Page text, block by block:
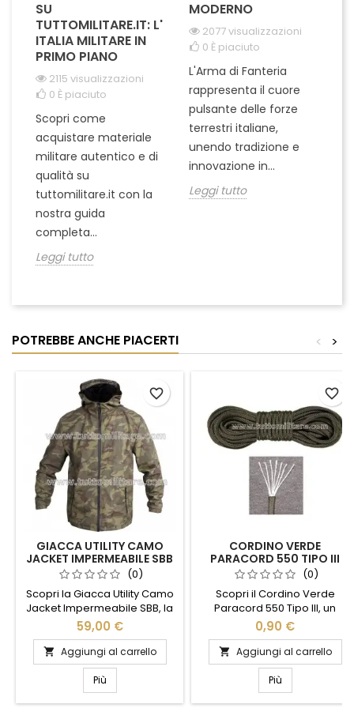
SU
TUTTOMILITARE.IT: L'
ITALIA MILITARE IN
PRIMO PIANO
2115 visualizzazioni
0 È piaciuto
Scopri come
acquistare materiale
militare autentico e di
qualità su
tuttomilitare.it con la
nostra guida
completa...
Leggi tutto
MODERNO
2077 visualizzazioni
0 È piaciuto
L'Arma di Fanteria
rappresenta il cuore
pulsante delle forze
terrestri italiane,
unendo tradizione e
innovazione in...
Leggi tutto
POTREBBE ANCHE PIACERTI >
<
GIACCA UTILITY CAMO
JACKET IMPERMEABILE SBB
(0)
Scopri la Giacca Utility Camo
Jacket Impermeabile SBB, la
compagna ideale per le tue
avventure all'aperto.
Realizzata con materiali di
alta qualità, questa giacca
offre resistenza all'acqua e
protezione dagli elementi,
59,00 €
 Aggiungi al carrello
Più
favorite_border
CORDINO VERDE
PARACORD 550 TIPO III
(0)
Scopri il Cordino Verde
Paracord 550 Tipo III, un
accessorio essenziale per gli
amanti dell'avventura e del
fai-da-te. Realizzato con
materiali di alta qualità,
questo cordino offre una
resistenza eccezionale e una
0,90 €
 Aggiungi al carrello
Più
favorite_border